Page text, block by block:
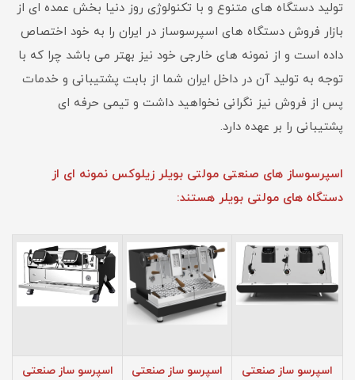
تولید دستگاه های متنوع و با تکنولوژی روز دنیا بخش عمده ای از
بازار فروش دستگاه های اسپرسوساز در ایران را به خود اختصاص
داده است و از نمونه های خارجی خود نیز بهتر می باشد چرا که با
توجه به تولید آن در داخل ایران شما از بابت پشتیبانی و خدمات
پس از فروش نیز نگرانی نخواهید داشت و تیمی حرفه ای
پشتیبانی را بر عهده دارد.
اسپرسوساز های صنعتی مولتی بویلر زیلوکس نمونه ای از
دستگاه های مولتی بویلر هستند:
اسپرسو ساز صنعتی
اسپرسو ساز صنعتی
اسپرسو ساز صنعتی